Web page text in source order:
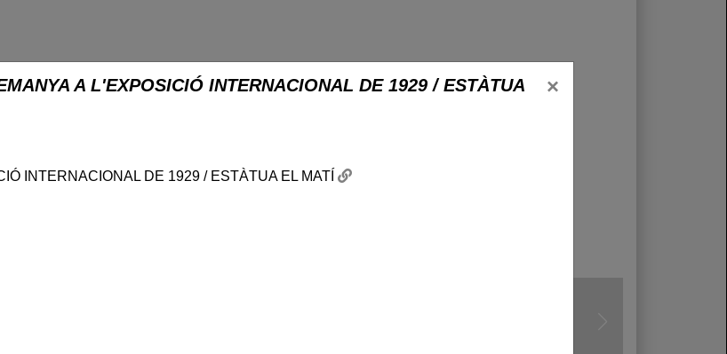
A L'EXPOSICIÓ INTERNACIONAL DE 1929 / ESTÀTUA
×
INTERNACIONAL DE 1929 / ESTÀTUA EL MATÍ